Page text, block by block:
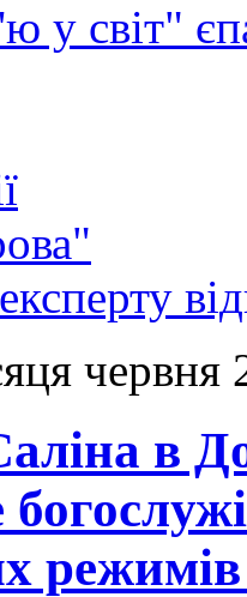
у світ"
червня
в